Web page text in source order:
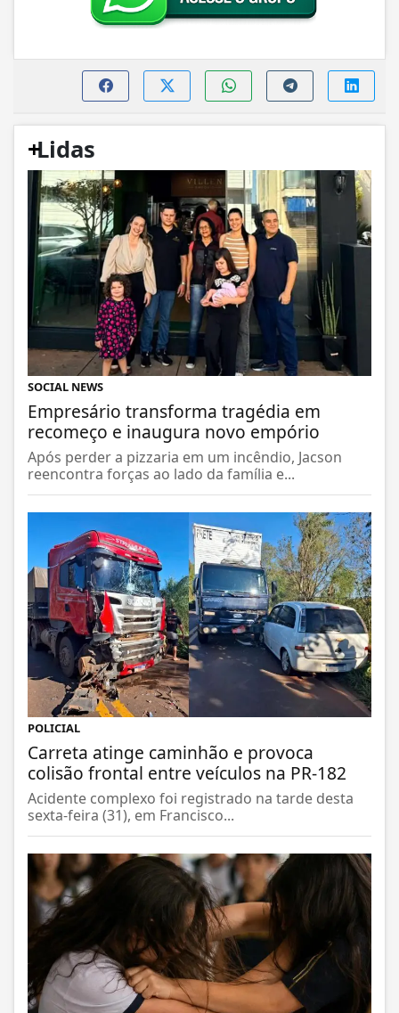
+
Lidas
SOCIAL NEWS
Empresário transforma tragédia em
recomeço e inaugura novo empório
Após perder a pizzaria em um incêndio, Jacson
reencontra forças ao lado da família e...
POLICIAL
Carreta atinge caminhão e provoca
colisão frontal entre veículos na PR-182
Acidente complexo foi registrado na tarde desta
sexta-feira (31), em Francisco...